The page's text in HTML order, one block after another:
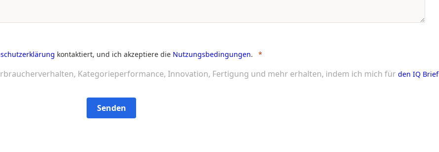
kontaktiert, und ich akzeptiere die Nutzungsbedingungen.
Kategorieperformance, Innovation, Fertigung und mehr erhalten, indem ich mich für den IQ Brief
Senden